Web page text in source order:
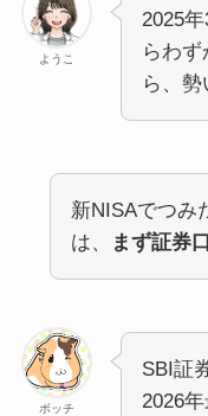
ようこ
2025
らわ
ら、勢
新NISAでつみ
は、
まず証券
ボッチ
SBI証
2026